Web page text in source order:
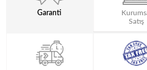
Garanti
Satış